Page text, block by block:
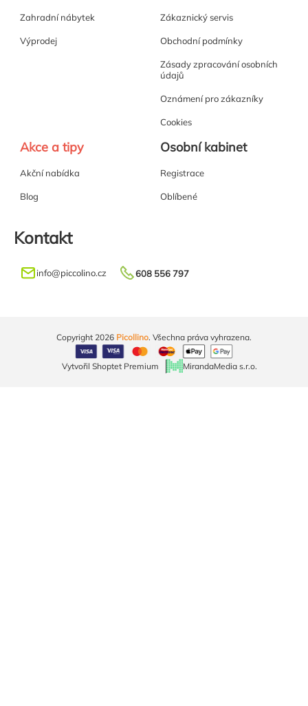
Zahradní nábytek
Výprodej
Zákaznický servis
Obchodní podmínky
Zásady zpracování osobních
údajů
Oznámení pro zákazníky
Cookies
Akce a tipy
Akční nabídka
Blog
Osobní kabinet
Registrace
Oblíbené
Kontakt
info@piccolino.cz 608 556 797
Vytvořil Shoptet Premium MirandaMedia s.r.o.
Copyright 2026 Picollino. Všechna práva vyhrazena.